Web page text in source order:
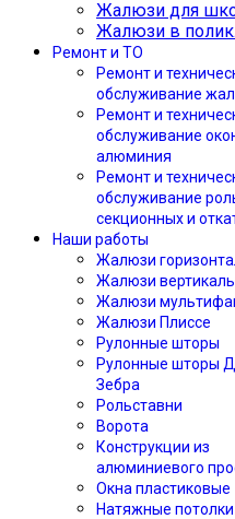
Жалюзи для
Жалюзи в
Ремонт и ТО
Ремонт и
обслуживание
Ремонт и
обслуживание
алюминия
Ремонт и
обслуживание
секционных и
Наши работы
Жалюзи
Жалюзи
Жалюзи
Жалюзи Плиссе
Рулонные шторы
Рулонные шторы
Зебра
Рольставни
Ворота
Конструкции из
алюминиевого
Окна пластиковые
Натяжные потолки